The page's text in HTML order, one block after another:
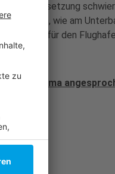
in der Umsetzung
erlauben, wie am
für den
das Thema
See!